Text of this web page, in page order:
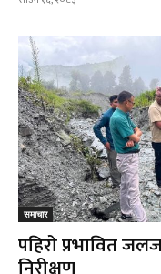
समाचार
पहिरो प्रभावित